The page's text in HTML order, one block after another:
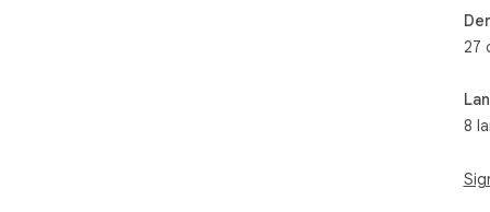
27
8